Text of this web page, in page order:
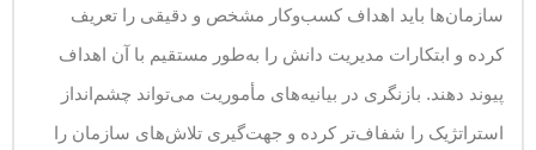
سازمان‌ها باید اهداف کسب‌وکار مشخص و دقیقی را تعریف
کرده و ابتکارات مدیریت دانش را به‌طور مستقیم با آن اهداف
پیوند دهند. بازنگری در بیانیه‌های مأموریت می‌تواند چشم‌انداز
استراتژیک را شفاف‌تر کرده و جهت‌گیری تلاش‌های سازمان را